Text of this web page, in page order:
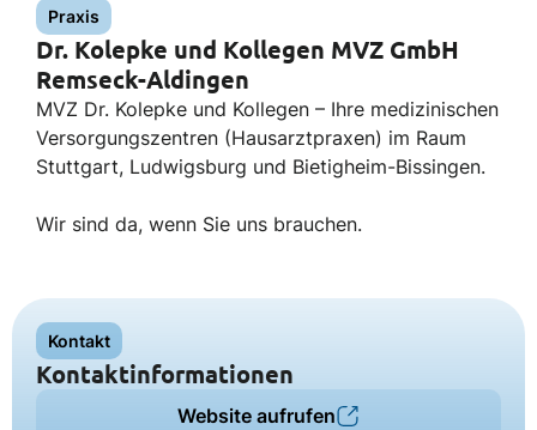
Praxis
Dr. Kolepke und Kollegen MVZ GmbH
Remseck-Aldingen
MVZ Dr. Kolepke und Kollegen – Ihre medizinischen
Versorgungszentren (Hausarztpraxen) im Raum
Stuttgart, Ludwigsburg und Bietigheim-Bissingen.
Wir sind da, wenn Sie uns brauchen.
Kontakt
Kontaktinformationen
Website aufrufen